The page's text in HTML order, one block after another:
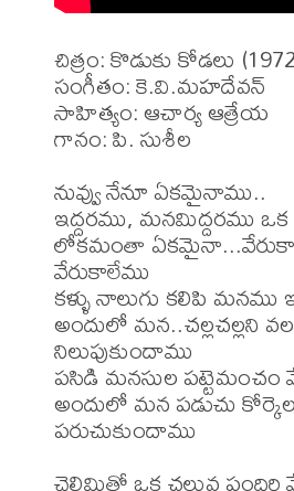
చిత్రం: కొడుకు కోడలు
సంగీతం: కె.వి.మహదేవన్
సాహిత్యం: ఆచార్య ఆత్రేయ
గానం: పి. సుశీల
నువ్వు నేనూ ఏకమైనాము..
ఇద్దరము, మనమిద్దరము
లోకమంతా
వేరుకాలేము
కళ్ళు నాలుగు కలిపి మనము
అందులో మన..చల్లచల్లని
నిలుపుకుందాము
పసిడి మనసుల పట్టెమంచం
అందులో మన పడుచు
పరుచుకుందాము